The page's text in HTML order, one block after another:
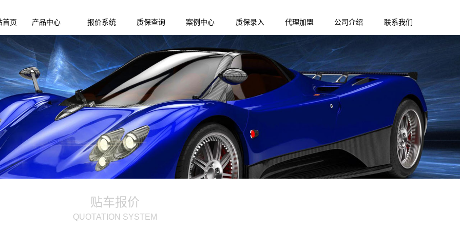
首页 产品中心 报价系统 质保查询 案例中心 质保录入 代理加盟 公司介绍 联系我们
贴车报价
QUOTATION SYSTEM